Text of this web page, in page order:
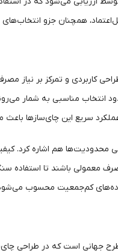
همچنان جزو
کاربردی و تمرکز بر نیاز
انتخاب مناسبی به شمار
سریع این چای‌سازها باعث
برخی محدودیت‌ها هم اشاره
کم‌جمعیت محسوب
جهانی است که در طراحی